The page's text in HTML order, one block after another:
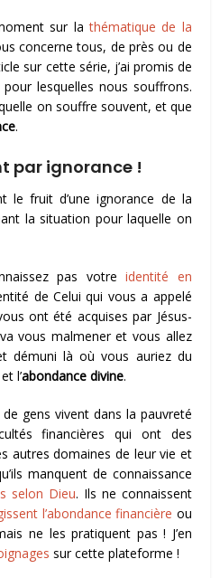
sur lathématique de la
concerne tous, de près ou de
sur cette série, j’ai promis de
lesquelles nous souffrons.
on souffre souvent, et que
.
par ignorance !
le fruit d’une ignorance de la
la situation pour laquelle on
pas votreidentité en
de Celui qui vous a appelé
ont été acquises par Jésus-
vous malmener et vous allez
démuni là où vous auriez du
et l’abondance divine.
gens vivent dans la pauvreté
financières qui ont des
autres domaines de leur vie et
manquent de connaissance
selon Dieu. Ils ne connaissent
l’abondance financière ou
ne les pratiquent pas ! J’en
sur cette plateforme !